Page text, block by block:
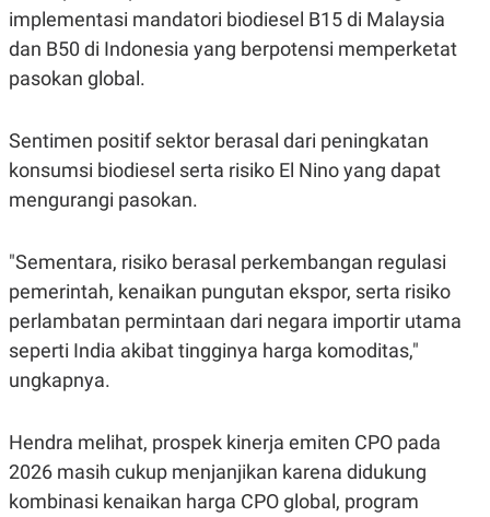
implementasi mandatori biodiesel B15 di Malaysia
dan B50 di Indonesia yang berpotensi memperketat
pasokan global.
Sentimen positif sektor berasal dari peningkatan
konsumsi biodiesel serta risiko El Nino yang dapat
mengurangi pasokan.
"Sementara, risiko berasal perkembangan regulasi
pemerintah, kenaikan pungutan ekspor, serta risiko
perlambatan permintaan dari negara importir utama
seperti India akibat tingginya harga komoditas,"
ungkapnya.
Hendra melihat, prospek kinerja emiten CPO pada
2026 masih cukup menjanjikan karena didukung
kombinasi kenaikan harga CPO global, program